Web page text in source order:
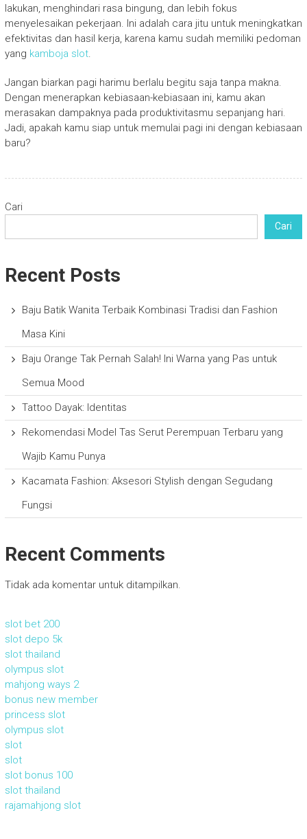
lakukan, menghindari rasa bingung, dan lebih fokus
menyelesaikan pekerjaan. Ini adalah cara jitu untuk meningkatkan
efektivitas dan hasil kerja, karena kamu sudah memiliki pedoman
yang kamboja slot.
Jangan biarkan pagi harimu berlalu begitu saja tanpa makna.
Dengan menerapkan kebiasaan-kebiasaan ini, kamu akan
merasakan dampaknya pada produktivitasmu sepanjang hari.
Jadi, apakah kamu siap untuk memulai pagi ini dengan kebiasaan
baru?
Cari
Cari
Recent Posts
Baju Batik Wanita Terbaik Kombinasi Tradisi dan Fashion
Masa Kini
Baju Orange Tak Pernah Salah! Ini Warna yang Pas untuk
Semua Mood
Tattoo Dayak: Identitas
Rekomendasi Model Tas Serut Perempuan Terbaru yang
Wajib Kamu Punya
Kacamata Fashion: Aksesori Stylish dengan Segudang
Fungsi
Recent Comments
Tidak ada komentar untuk ditampilkan.
slot bet 200
slot depo 5k
slot thailand
olympus slot
mahjong ways 2
bonus new member
princess slot
olympus slot
slot
slot
slot bonus 100
slot thailand
rajamahjong slot